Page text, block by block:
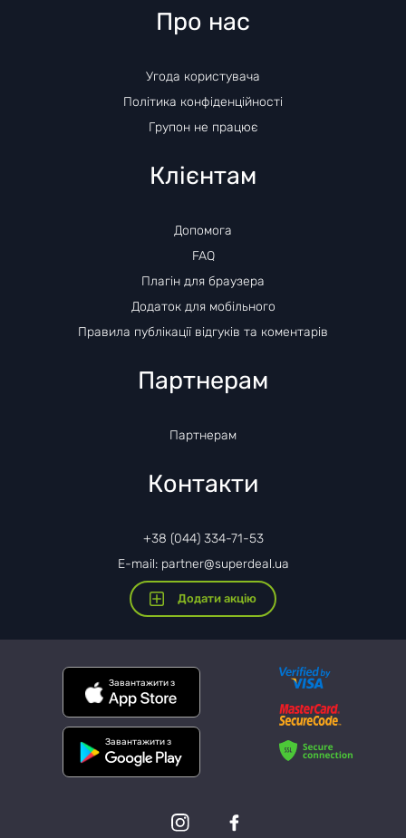
Про нас
Угода користувача
Політика конфіденційності
Групон не працює
Клієнтам
Допомога
FAQ
Плагін для браузера
Додаток для мобільного
Правила публікації відгуків та коментарів
Партнерам
Партнерам
Контакти
+38 (044) 334-71-53
E-mail: partner@superdeal.ua
Додати акцію
Завантажити з
Завантажити з